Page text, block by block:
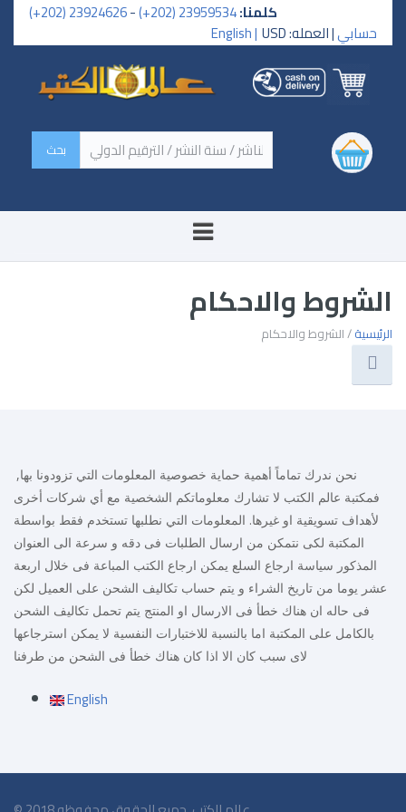
كلمنا:23959534 (202+)
-
23924626 (202+)
حسابي| العمله: USD English |
‏اسم الكتاب / اسم الناشر /
سنة النشر / الترقيم الدولي ‏
الشروط والاحكام
الرئيسية/ الشروط والاحكام
نحن ندرك تماماً أهمية حماية خصوصية المعلومات التي تزودونا بها,
فمكتبة عالم الكتب لا تشارك معلوماتكم الشخصية مع أي شركات أخرى
لأهداف تسويقية او غيرها. المعلومات التي نطلبها تستخدم فقط بواسطة
المكتبة لكى نتمكن من ارسال الطلبات فى دقه و سرعة الى العنوان
المذكور سياسة ارجاع السلع يمكن ارجاع الكتب المباعة فى خلال اربعة
عشر يوما من تاريخ الشراء و يتم حساب تكاليف الشحن على العميل لكن
فى حاله ان هناك خطأ فى الارسال او المنتج يتم تحمل تكاليف الشحن
بالكامل على المكتبة اما بالنسبة للاختبارات النفسية لا يمكن استرجاعها
لاى سبب كان الا اذا كان هناك خطأ فى الشحن من طرفنا
English